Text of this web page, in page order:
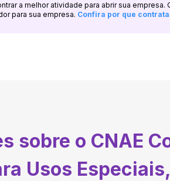
a melhor atividade para abrir sua
para sua empresa. Confira por que
sobre o CNAE
Usos